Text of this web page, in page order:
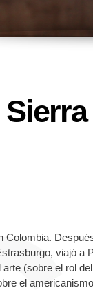
Colombia.
viajó a
(sobre el rol
el